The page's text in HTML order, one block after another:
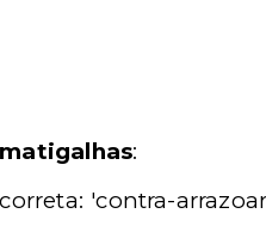
:
'contra-